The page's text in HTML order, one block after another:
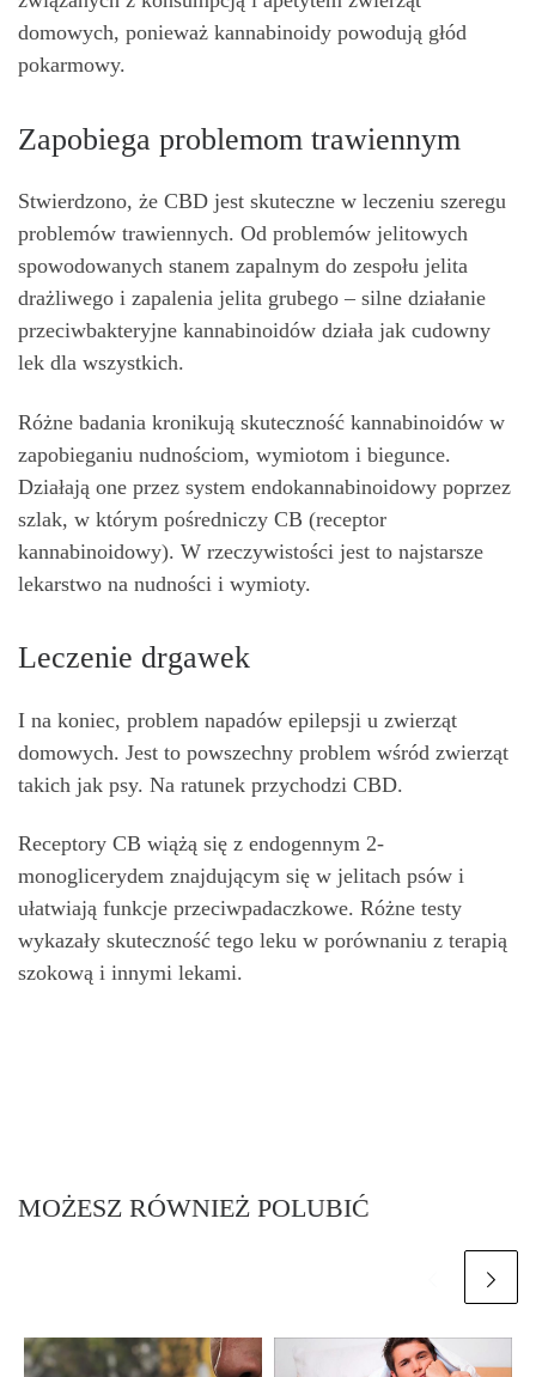
domowych, ponieważ kannabinoidy powodują głód
pokarmowy.
Zapobiega problemom trawiennym
Stwierdzono, że CBD jest skuteczne w leczeniu szeregu
problemów trawiennych. Od problemów jelitowych
spowodowanych stanem zapalnym do zespołu jelita
drażliwego i zapalenia jelita grubego – silne działanie
przeciwbakteryjne kannabinoidów działa jak cudowny
lek dla wszystkich.
Różne badania kronikują skuteczność kannabinoidów w
zapobieganiu nudnościom, wymiotom i biegunce.
Działają one przez system endokannabinoidowy poprzez
szlak, w którym pośredniczy CB (receptor
kannabinoidowy). W rzeczywistości jest to najstarsze
lekarstwo na nudności i wymioty.
Leczenie drgawek
I na koniec, problem napadów epilepsji u zwierząt
domowych. Jest to powszechny problem wśród zwierząt
takich jak psy. Na ratunek przychodzi CBD.
Receptory CB wiążą się z endogennym 2-
monoglicerydem znajdującym się w jelitach psów i
ułatwiają funkcje przeciwpadaczkowe. Różne testy
wykazały skuteczność tego leku w porównaniu z terapią
szokową i innymi lekami.
MOŻESZ RÓWNIEŻ POLUBIĆ